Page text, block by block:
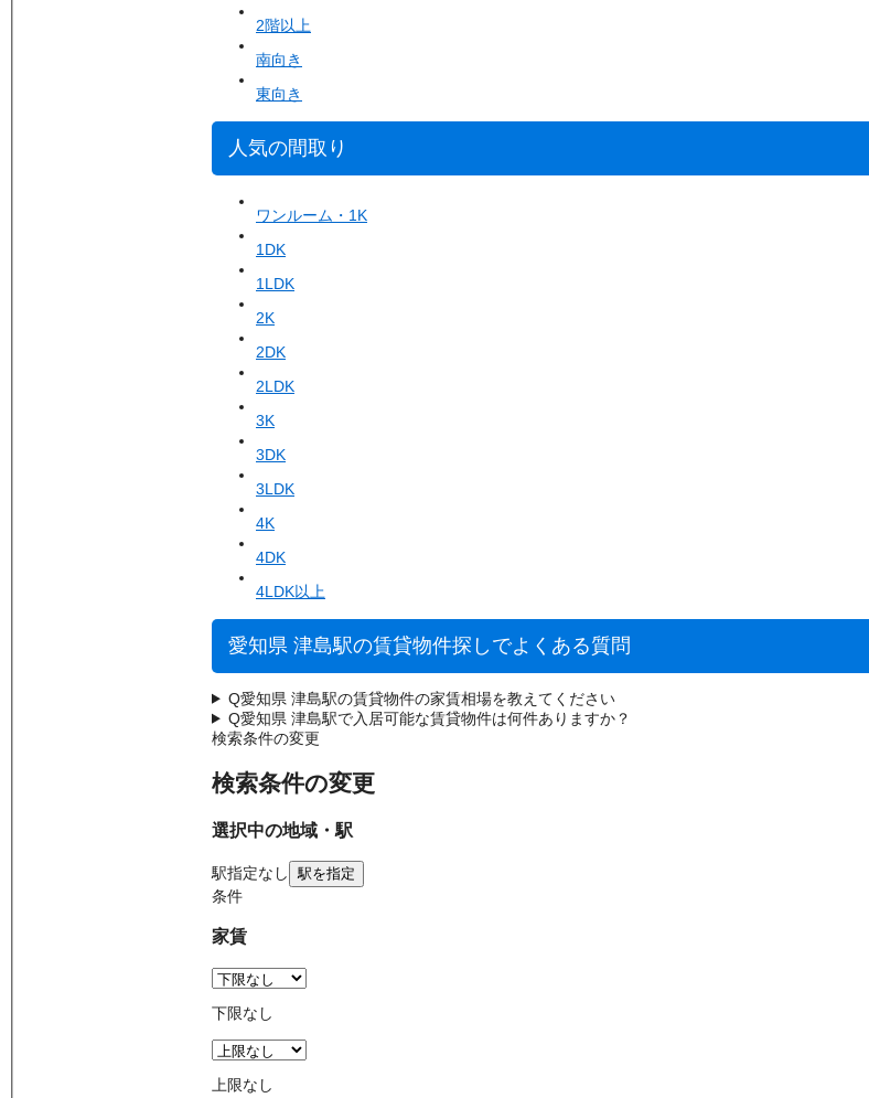
2階以上
南向き
東向き
人気の間取り
ワンルーム・1K
1DK
1LDK
2K
2DK
2LDK
3K
3DK
3LDK
4K
4DK
4LDK以上
愛知県 津島駅の賃貸物件探しでよくある質問
Q愛知県 津島駅の賃貸物件の家賃相場を教えてください
Q愛知県 津島駅で入居可能な賃貸物件は何件ありますか？
検索条件の変更
検索条件の変更
選択中の地域・駅
駅指定なし 駅を指定
条件
家賃
下限なし
上限なし